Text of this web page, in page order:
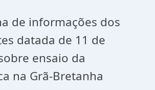
de informações dos
datada de 11 de
ensaio da
na Grã-Bretanha